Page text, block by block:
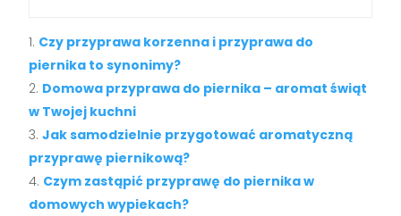
Czy przyprawa korzenna i przyprawa do
piernika to synonimy?
Domowa przyprawa do piernika – aromat świąt
w Twojej kuchni
Jak samodzielnie przygotować aromatyczną
przyprawę piernikową?
Czym zastąpić przyprawę do piernika w
domowych wypiekach?